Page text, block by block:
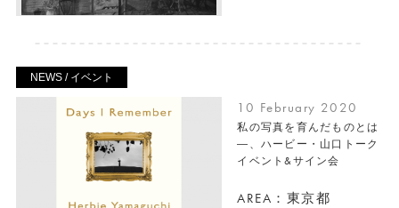
NEWS / イベント
10 February 2020
私の写真を育んだものとは
―、ハービー・山口トーク
イベント&サイン会
AREA：東京都